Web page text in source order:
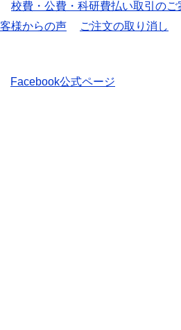
校費・公費・科研費払い取引のご
様からの声 ご注文の取り消し
Facebook公式ページ